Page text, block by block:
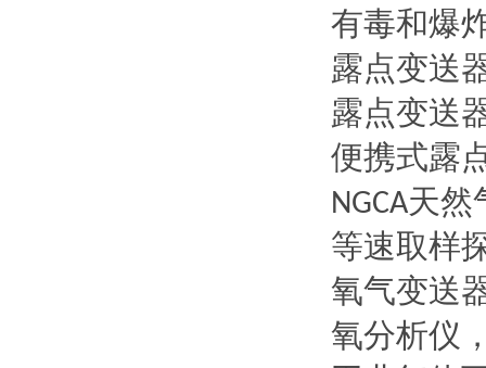
有毒和爆
露点变送
露点变送
便携式露
NGCA天然
等速取样
氧气变送
氧分析仪